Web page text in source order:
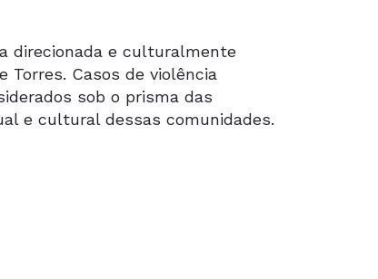
direcionada e culturalmente
Torres. Casos de violência
sob o prisma das
e cultural dessas comunidades.